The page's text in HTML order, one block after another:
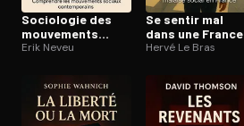
Sociologie des
mouvements
sociaux
Erik Neveu
Se sentir mal
dans une France
qui va bien
Hervé Le Bras